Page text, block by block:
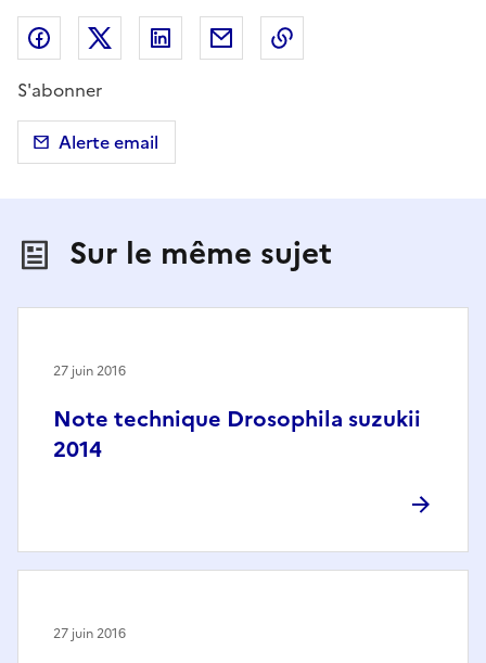
Partager sur Facebook
Partager sur X (anciennement Twitter)
Partager sur LinkedIn
Partager par email
S'abonner
Alerte email
Sur le même sujet
Note technique Drosophila suzukii
2014
27 juin 2016
27 juin 2016